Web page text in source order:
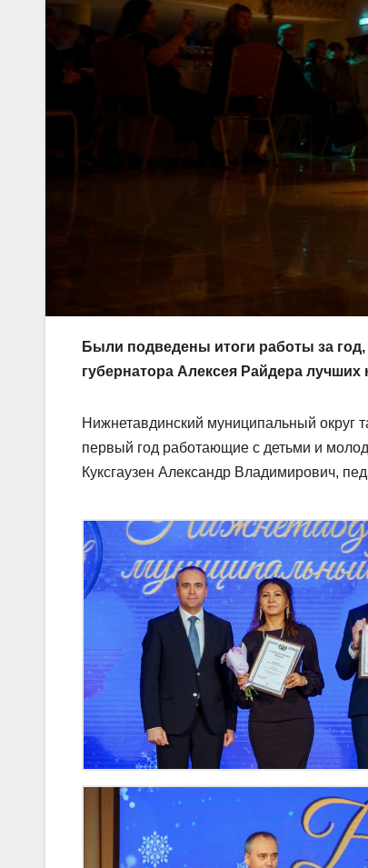
Были подведены итоги работы за
губернатора Алексея Райдера
Нижнетавдинский муниципальный округ
первый год работающие с детьми и
Куксгаузен Александр Владимирович,